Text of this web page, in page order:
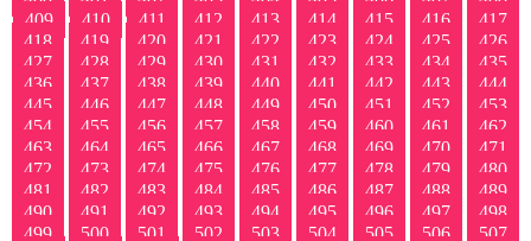
409
410 411 412 413 414 415 416
417
418
419 420 421 422 423 424 425
426
427
428 429 430 431 432 433 434
435
436
437 438 439 440 441 442 443
444
445
446 447 448 449 450 451 452
453
454
455 456 457 458 459 460 461
462
463
464 465 466 467 468 469 470
471
472
473 474 475 476 477 478 479
480
481
482 483 484 485 486 487 488
489
490
491 492 493 494 495 496 497
498
499
500 501 502 503 504 505 506
507